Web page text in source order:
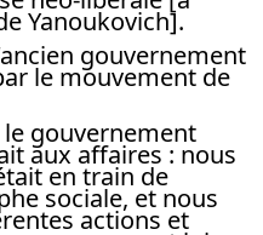
Yanoukovich].
gouvernement
le mouvement de
gouvernement
aux affaires : nous
en train de
sociale, et nous
actions et